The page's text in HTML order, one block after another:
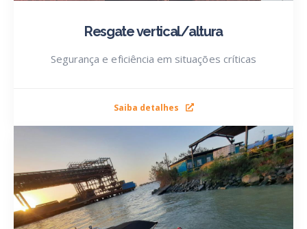
Resgate vertical/altura
Segurança e eficiência em situações críticas
Saiba detalhes